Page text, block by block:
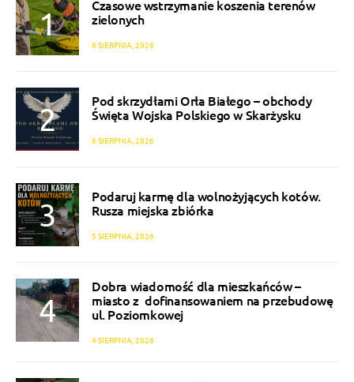
Czasowe wstrzymanie koszenia terenów
zielonych
6 SIERPNIA, 2026
Pod skrzydłami Orła Białego – obchody
Święta Wojska Polskiego w Skarżysku
6 SIERPNIA, 2026
Podaruj karmę dla wolnożyjących kotów.
Rusza miejska zbiórka
5 SIERPNIA, 2026
Dobra wiadomość dla mieszkańców –
miasto z dofinansowaniem na przebudowę
ul. Poziomkowej
4 SIERPNIA, 2026